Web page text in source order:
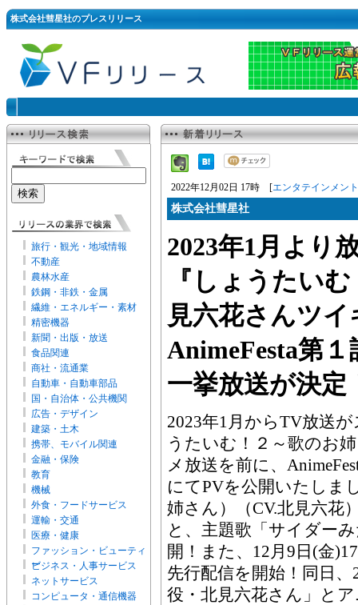
株式会社彗星社のプレスリリース
旅行・観光・地域情報
不動産
農林水産
鉄鋼・非鉄・金属
繊維・エネルギー・素材
精密機器
新聞・出版・放送
食品関連
商社・流通業
自動車・自動車部品
国・自治体・公共機関
広告・デザイン
建築・土木
携帯、モバイル関連
金融・保険
教育
機械
外食・フードサービス
運輸・交通
医療・健康
ファッション・ビューティ
ー
ビジネス・人事サービス
ネットサービス
コンピュータ・通信機器
2022年12月02日 17時 [エンタテインメン
株式会社彗星社
2023年1月より
『しょうたい
見六花さんツ
AnimeFesta第
一挙放送が決定
2023年1月からTV放送
うたいむ！２～歌のお
メ放送を前に、
にてPVを公開いたしま
姉さん）（CV.北見六花
と、主題歌「サイダー
開！また、12月9日(金
先行配信を開始！同日
役・北見六花さん」と